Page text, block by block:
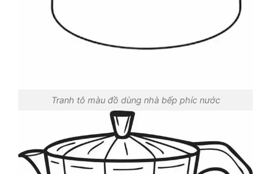
Tranh tô màu đồ dùng nhà bếp phíc nước